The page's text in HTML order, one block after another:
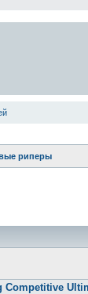
риперы